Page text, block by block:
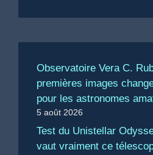
Observatoire Vera C.
premières images
pour les astronomes
5 août 2026
Test du Unistellar
vaut vraiment ce